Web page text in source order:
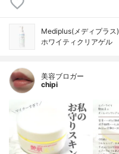
Mediplus(メディプラス)
ホワイティクリアゲル
美容ブロガー
chipi